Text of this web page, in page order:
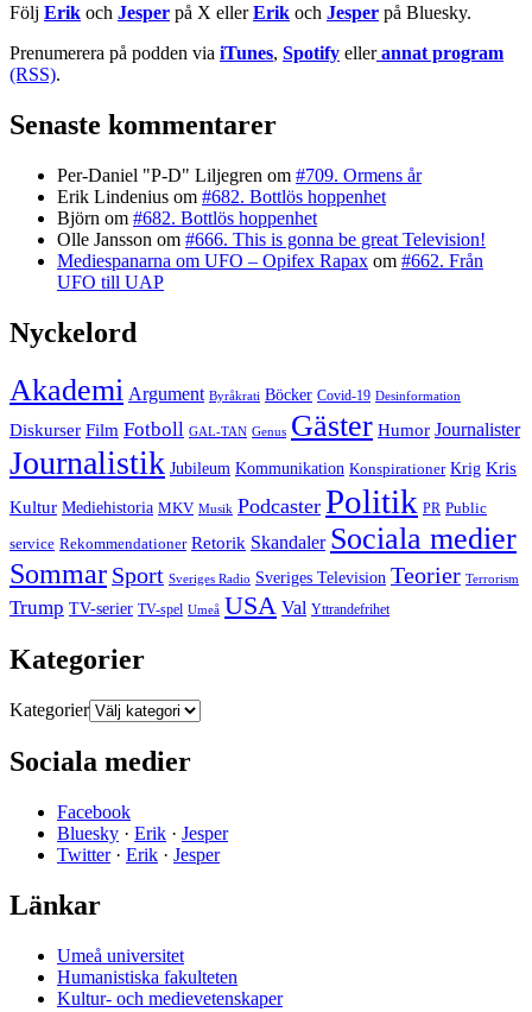
Följ Erik och Jesper på X ellerErik och Jesper på Bluesky.
Prenumerera på podden via iTunes, Spotify eller annat program
(RSS).
Senaste kommentarer
Per-Daniel "P-D" Liljegren om #709. Ormens år
Erik Lindenius om #682. Bottlös hoppenhet
Björn om #682. Bottlös hoppenhet
Olle Jansson om #666. This is gonna be great Television!
Mediespanarna om UFO – Opifex Rapax om #662. Från
UFO till UAP
Nyckelord
Akademi Argument Byråkrati Böcker Covid-19 Desinformation
Diskurser Film Fotboll GAL-TAN Genus Gäster Humor Journalister
Journalistik Jubileum Kommunikation Konspirationer Krig Kris
Kultur Mediehistoria MKV Musik Podcaster Politik PR Public
service Rekommendationer Retorik Skandaler Sociala medier
Sommar Sport Sveriges Radio Sveriges Television Teorier Terrorism
Trump TV-serier TV-spel Umeå USA Val Yttrandefrihet
Kategorier
Kategorier
Sociala medier
Facebook
Bluesky · Erik · Jesper
Twitter· Erik · Jesper
Länkar
Umeå universitet
Humanistiska fakulteten
Kultur- och medievetenskaper